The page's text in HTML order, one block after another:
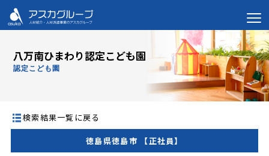
八万南ひまわり認定こども園
認定こども園
検索結果一覧に戻る
徳島県徳島市 【正社員】